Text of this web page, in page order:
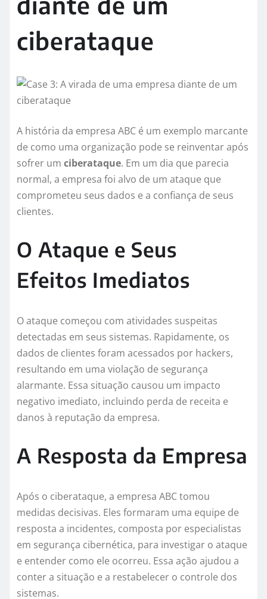
ciberataque
A história da empresa ABC é um exemplo marcante
de como uma organização pode se reinventar após
sofrer um ciberataque. Em um dia que parecia
normal, a empresa foi alvo de um ataque que
comprometeu seus dados e a confiança de seus
clientes.
O Ataque e Seus
Efeitos Imediatos
O ataque começou com atividades suspeitas
detectadas em seus sistemas. Rapidamente, os
dados de clientes foram acessados por hackers,
resultando em uma violação de segurança
alarmante. Essa situação causou um impacto
negativo imediato, incluindo perda de receita e
danos à reputação da empresa.
A Resposta da Empresa
Após o ciberataque, a empresa ABC tomou
medidas decisivas. Eles formaram uma equipe de
resposta a incidentes, composta por especialistas
em segurança cibernética, para investigar o ataque
e entender como ele ocorreu. Essa ação ajudou a
conter a situação e a restabelecer o controle dos
sistemas.